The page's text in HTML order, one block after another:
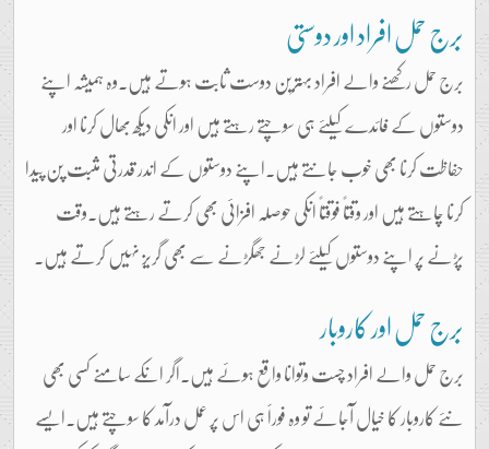
برج حمل افراد اور دوستی
برج حمل رکھنے والے افراد بہترین دوست ثابت ہوتے ہیں۔وہ ہمیشہ اپنے
دوستوں کے فائدے کیلئے ہی سوچتے رہتے ہیں اور انکی دیکھ بھال کرنا اور
حفاظت کرنا بھی خوب جانتے ہیں۔اپنے دوستوں کے اندر قدرتی مثبت پن پیدا
کرنا چاہتے ہیں اور وقتاً فوقتاً انکی حوصلہ افزائی بھی کرتے رہتے ہیں۔وقت
پڑنے پر اپنے دوستوں کیلئے لڑنے جھگڑنے سے بھی گریز نہیں کرتے ہیں۔
برج حمل اور کاروبار
برج حمل والے افراد چست وتوانا واقع ہوئے ہیں۔اگر انکے سامنے کسی بھی
نئے کاروبار کا خیال آجائے تو وہ فوراََ ہی اس پر عمل درآمد کا سوچتے ہیں۔ایسے